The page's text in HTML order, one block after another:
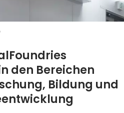
den Bereichen
Bildung und